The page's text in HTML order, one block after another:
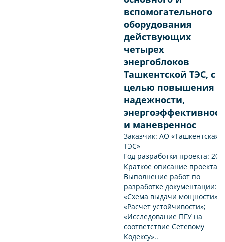
вспомогательного
оборудования
действующих
четырех
энергоблоков
Ташкентской ТЭС, с
целью повышения
надежности,
и маневреннос
Заказчик: АО «Ташкентская
ТЭС»
Год разработки проекта:
Краткое описание проекта:
Выполнение работ по
разработке документации:
«Схема выдачи мощности»;
«Расчет устойчивости»;
«Исследование ПГУ на
соответствие Сетевому
Кодексу»..